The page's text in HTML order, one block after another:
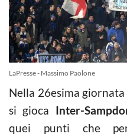
LaPresse - Massimo Paolone
Nella 26esima
si gioca Inter-
quei punti che